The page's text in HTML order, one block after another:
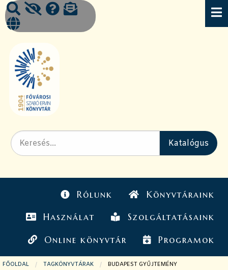
Rólunk Könyvtáraink
Használat Szolgáltatásaink
Online könyvtár Programok
FŐOLDAL TAGKÖNYVTÁRAK JELENLEGI OLDAL:
BUDAPEST GYŰJTEMÉNY